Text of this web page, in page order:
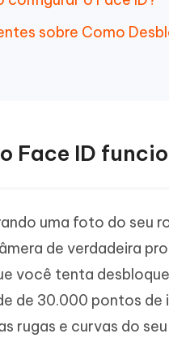
sobre Como
Face ID
uma foto do seu
de verdadeira
você tenta
de 30.000 pontos
rugas e curvas do